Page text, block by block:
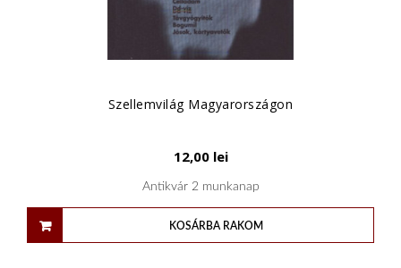
Szellemvilág ​Magyarországon
12,00 lei
Antikvár 2 munkanap
KOSÁRBA RAKOM